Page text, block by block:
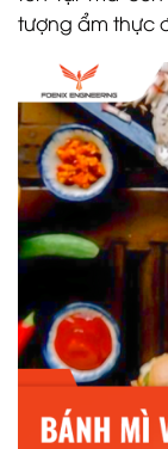
tượng ẩm thực